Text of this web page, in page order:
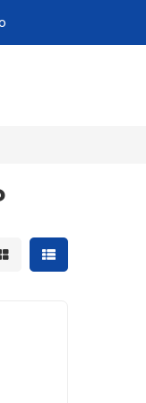
resultados em
Mostrar